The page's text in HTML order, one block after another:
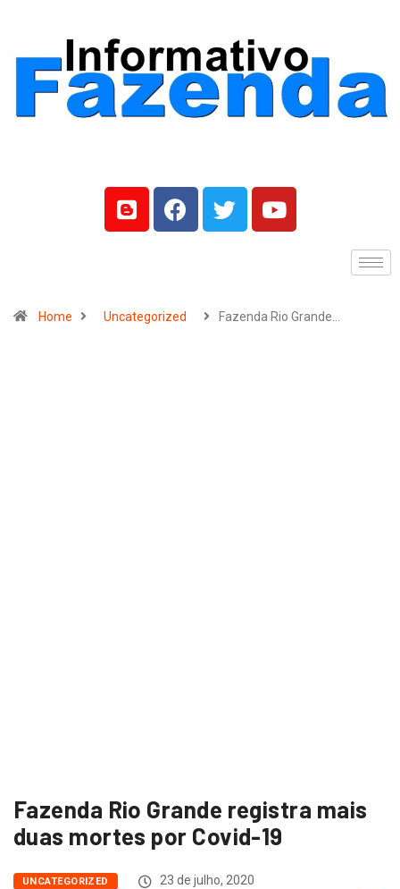
Home Uncategorized Fazenda Rio Grande…
Fazenda Rio Grande registra mais
duas mortes por Covid-19
UNCATEGORIZED
23 de julho, 2020